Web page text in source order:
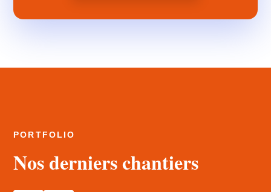
PORTFOLIO
Nos derniers chantiers